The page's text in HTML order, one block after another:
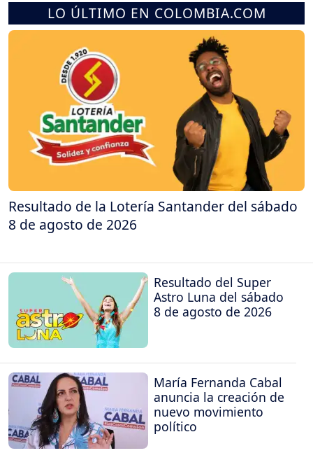
LO ÚLTIMO EN COLOMBIA.COM
Resultado de la Lotería Santander del sábado
8 de agosto de 2026
Resultado del Super
Astro Luna del sábado
8 de agosto de 2026
María Fernanda Cabal
anuncia la creación de
nuevo movimiento
político